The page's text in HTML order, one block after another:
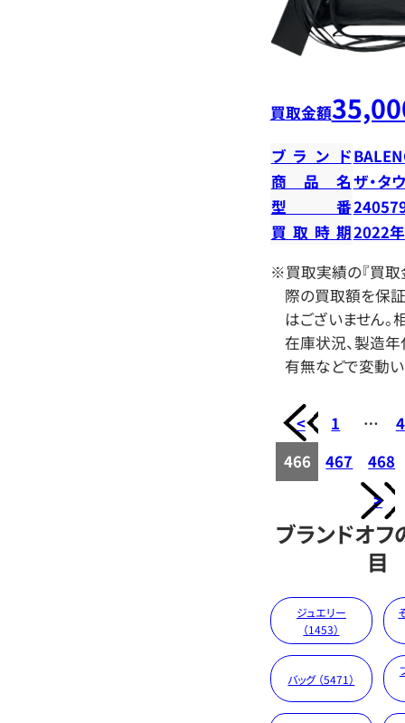
買取金額
ブランド
商品名ザ・タ
型番
買取時期2022
※買取実績の『買取
際の買取額を保
はございません。
在庫状況、製造年
有無などで変動い
< 1 …
466
467
468
>
ブランドオ
目
ジュエリー
（1453）
バッグ （5471）